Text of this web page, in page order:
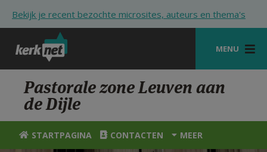
Bekijk je recent bezochte microsites, auteurs en thema's
MENU
STARTPAGINA
KERK
VIERINGEN
Pastorale zone Leuven aan
de Dijle
STARTPAGINA CONTACTEN MEER